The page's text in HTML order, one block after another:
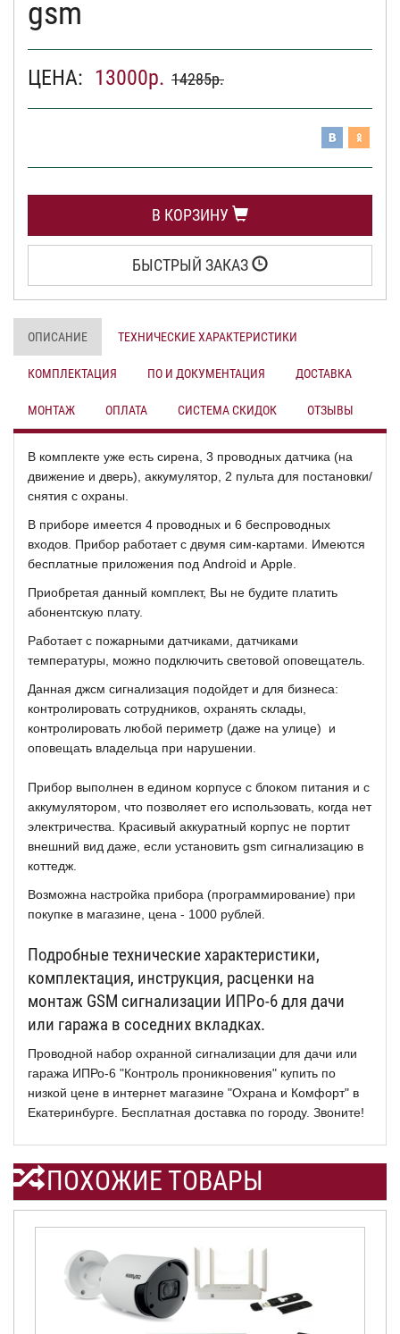
gsm
ЦЕНА: 13000р. 14285р.
В КОРЗИНУ
БЫСТРЫЙ ЗАКАЗ
ОПИСАНИЕ ТЕХНИЧЕСКИЕ ХАРАКТЕРИСТИКИ
КОМПЛЕКТАЦИЯ ПО И ДОКУМЕНТАЦИЯ ДОСТАВКА
МОНТАЖ ОПЛАТА СИСТЕМА СКИДОК ОТЗЫВЫ
В комплекте уже есть сирена, 3 проводных датчика (на
движение и дверь), аккумулятор, 2 пульта для постановки/
снятия с охраны.
В приборе имеется 4 проводных и 6 беспроводных
входов. Прибор работает с двумя сим-картами. Имеются
бесплатные приложения под Android и Apple.
Приобретая данный комплект, Вы не будите платить
абонентскую плату.
Работает с пожарными датчиками, датчиками
температуры, можно подключить световой оповещатель.
Данная джсм сигнализация подойдет и для бизнеса:
контролировать сотрудников, охранять склады,
контролировать любой периметр (даже на улице) и
оповещать владельца при нарушении
Прибор выполнен в едином корпусе с блоком питания и с
аккумулятором, что позволяет его использовать, когда нет
электричества. Красивый аккуратный корпус не портит
внешний вид даже, если установить gsm сигнализацию в
коттедж.
Возможна настройка прибора (программирование) при
покупке в магазине, цена - 1000 рублей.
Подробные технические характеристики,
комплектация, инструкция, расценки на
монтаж GSM сигнализации ИПРо-6 для дачи
или гаража в соседних вкладках.
Проводной набор охранной сигнализации для дачи или
гаража ИПРо-6 "Контроль проникновения" купить по
низкой цене в интернет магазине "Охрана и Комфорт" в
Екатеринбурге. Бесплатная доставка по городу. Звоните!
ПОХОЖИЕ ТОВАРЫ